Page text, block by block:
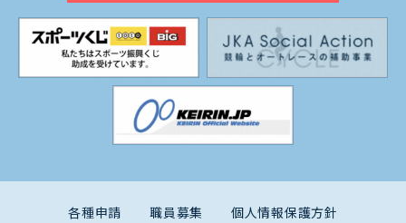
各種申請 職員募集 個人情報保護方針